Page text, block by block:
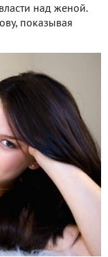
над женой.
показывая